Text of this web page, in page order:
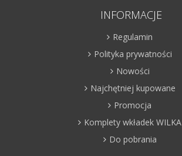
INFORMACJE
Regulamin
Polityka prywatności
Nowości
Najchętniej kupowane
Promocja
Komplety wkładek WILKA
Do pobrania